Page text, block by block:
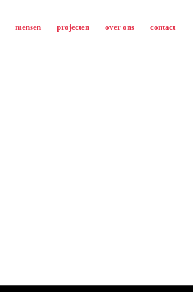
mensen projecten over ons contact